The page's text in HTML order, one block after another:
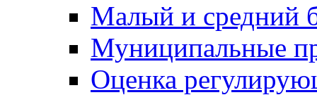
Малый и средний
Муниципальные
Оценка